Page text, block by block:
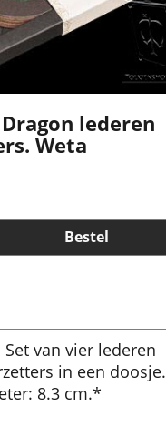
lederen
Weta
Bestel
Set van vier lederen
in een doosje.
8.3 cm.*